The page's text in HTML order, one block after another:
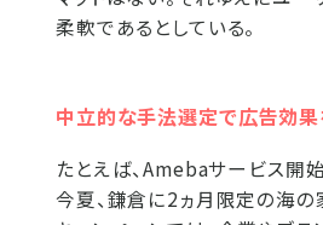
柔軟であるとしている。
中立的な手法選定で広告効果
たとえば、Amebaサービス開
今夏、鎌倉に2ヵ月限定の海の